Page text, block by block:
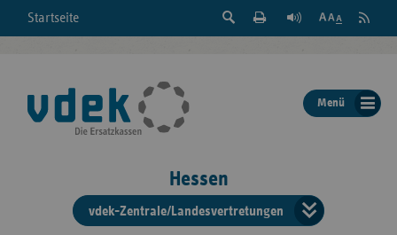
Startseite
Suche
der
Seite
Feed
Menü
Hessen
vdek-Zentrale/Landesvertretungen